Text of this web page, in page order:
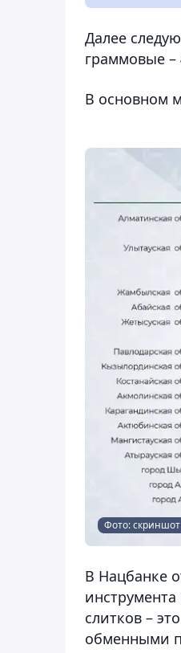
Далее
граммовые –
В основном
Фото:
В Нацбанке
слитков –
обменными